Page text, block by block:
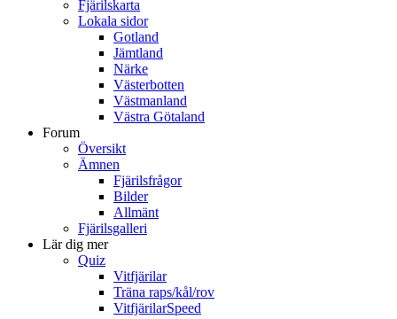
Fjärilskarta
Lokala sidor
Gotland
Jämtland
Närke
Västerbotten
Västmanland
Västra Götaland
Forum
Översikt
Ämnen
Fjärilsfrågor
Bilder
Allmänt
Fjärilsgalleri
Lär dig mer
Quiz
Vitfjärilar
Träna raps/kål/rov
VitfjärilarSpeed